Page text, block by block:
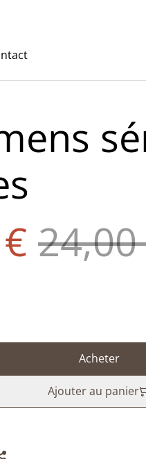
Acheter
Ajouter au panier